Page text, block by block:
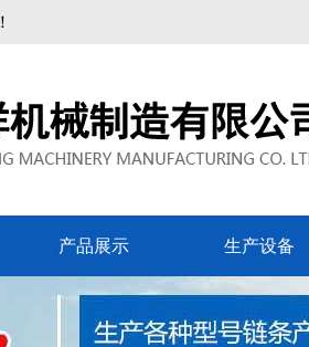
产品展示 生产设备